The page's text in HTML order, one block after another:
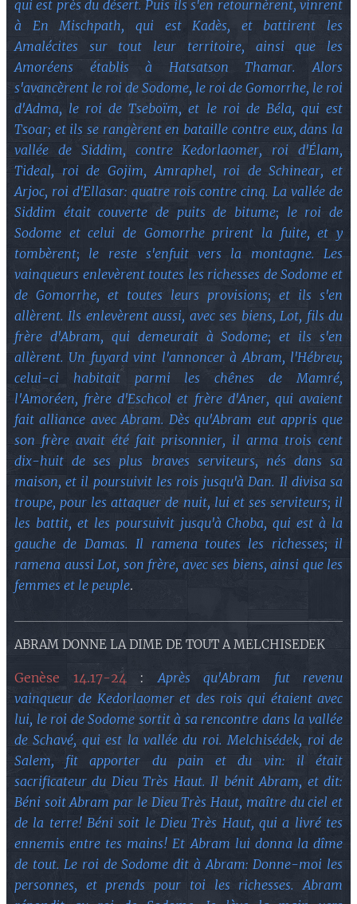
qui est près du désert. Puis ils s'en retournèrent, vinrent
à En Mischpath, qui est Kadès, et battirent les
Amalécites sur tout leur territoire, ainsi que les
Amoréens établis à Hatsatson Thamar. Alors
s'avancèrent le roi de Sodome, le roi de Gomorrhe, le roi
d'Adma, le roi de Tseboïm, et le roi de Béla, qui est
Tsoar; et ils se rangèrent en bataille contre eux, dans la
vallée de Siddim, contre Kedorlaomer, roi d'Élam,
Tideal, roi de Gojim, Amraphel, roi de Schinear, et
Arjoc, roi d'Ellasar: quatre rois contre cinq. La vallée de
Siddim était couverte de puits de bitume; le roi de
Sodome et celui de Gomorrhe prirent la fuite, et y
tombèrent; le reste s'enfuit vers la montagne. Les
vainqueurs enlevèrent toutes les richesses de Sodome et
de Gomorrhe, et toutes leurs provisions; et ils s'en
allèrent. Ils enlevèrent aussi, avec ses biens, Lot, fils du
frère d'Abram, qui demeurait à Sodome; et ils s'en
allèrent. Un fuyard vint l'annoncer à Abram, l'Hébreu;
celui-ci habitait parmi les chênes de Mamré,
l'Amoréen, frère d'Eschcol et frère d'Aner, qui avaient
fait alliance avec Abram. Dès qu'Abram eut appris que
son frère avait été fait prisonnier, il arma trois cent
dix-huit de ses plus braves serviteurs, nés dans sa
maison, et il poursuivit les rois jusqu'à Dan. Il divisa sa
troupe, pour les attaquer de nuit, lui et ses serviteurs; il
les battit, et les poursuivit jusqu'à Choba, qui est à la
gauche de Damas. Il ramena toutes les richesses; il
ramena aussi Lot, son frère, avec ses biens, ainsi que les
femmes et le peuple.
ABRAM DONNE LA DIME DE TOUT A MELCHISEDEK
Genèse 14.17-24:Après qu'Abram fut revenu
vainqueur de Kedorlaomer et des rois qui étaient avec
lui, le roi de Sodome sortit à sa rencontre dans la vallée
de Schavé, qui est la vallée du roi. Melchisédek, roi de
Salem, fit apporter du pain et du vin: il était
sacrificateur du Dieu Très Haut. Il bénit Abram, et dit:
Béni soit Abram par le Dieu Très Haut, maître du ciel et
de la terre! Béni soit le Dieu Très Haut, qui a livré tes
ennemis entre tes mains! Et Abram lui donna la dîme
de tout. Le roi de Sodome dit à Abram: Donne-moi les
personnes, et prends pour toi les richesses. Abram